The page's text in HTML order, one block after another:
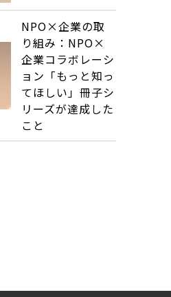
NPO×企業の取
り組み：NPO×
企業コラボレーシ
ョン「もっと知っ
てほしい」冊子シ
リーズが達成した
こと